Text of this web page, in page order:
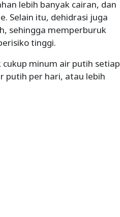
lebih banyak cairan, dan
Selain itu, dehidrasi juga
sehingga memperburuk
tinggi.
minum air putih setiap
putih per hari, atau lebih